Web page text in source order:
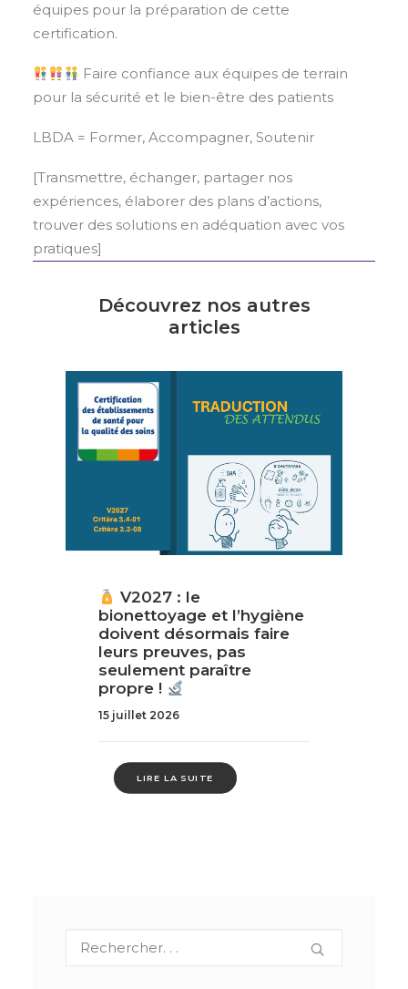
équipes pour la préparation de cette
certification.
Faire confiance aux équipes de terrain
pour la sécurité et le bien-être des patients
LBDA = Former, Accompagner, Soutenir
[Transmettre, échanger, partager nos
expériences, élaborer des plans d’actions,
trouver des solutions en adéquation avec vos
pratiques]
Découvrez nos autres
articles
V2027 : le
bionettoyage et l’hygiène
doivent désormais faire
leurs preuves, pas
seulement paraître
propre !
15 juillet 2026
LIRE LA SUITE